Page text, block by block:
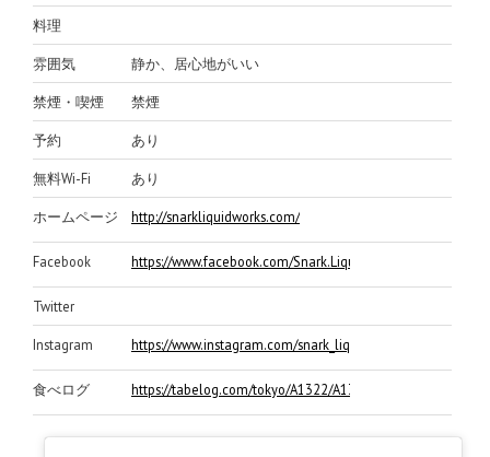
料理
雰囲気 静か、居心地がいい
禁煙・喫煙 禁煙
予約 あり
無料Wi-Fi あり
ホームページ http://snarkliquidworks.com/
Facebook https://www.facebook.com/Snark.Liquidworks
Twitter
Instagram https://www.instagram.com/snark_liquid_works/
食べログ https://tabelog.com/tokyo/A1322/A132202/13233990/